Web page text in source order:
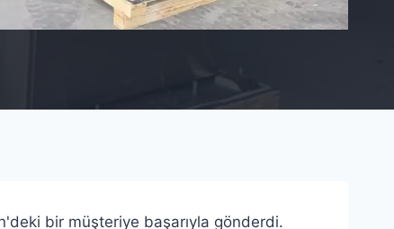
bir müşteriye başarıyla gönderdi.